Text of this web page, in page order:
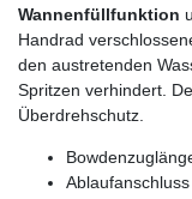
Wannenfüllfunktion
Handrad
den austretenden
Spritzen verhindert.
Überdrehschutz.